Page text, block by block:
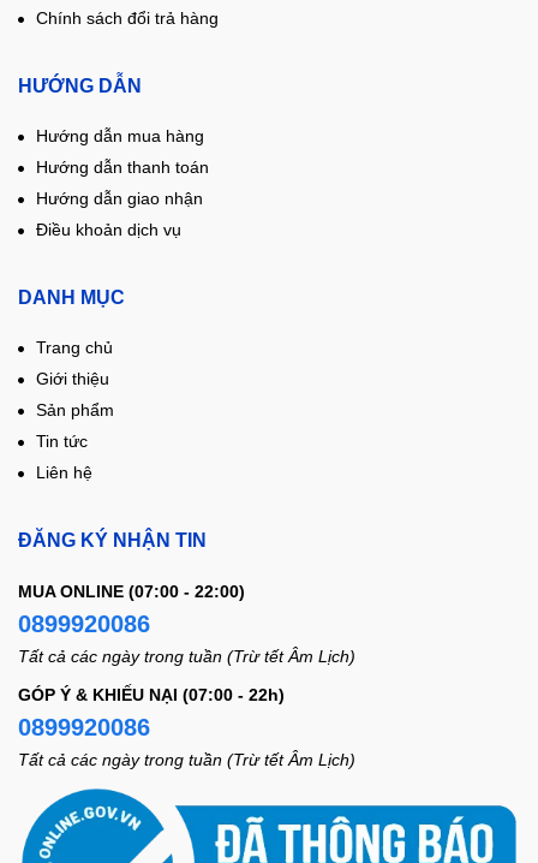
Chính sách đổi trả hàng
HƯỚNG DẪN
Hướng dẫn mua hàng
Hướng dẫn thanh toán
Hướng dẫn giao nhận
Điều khoản dịch vụ
DANH MỤC
Trang chủ
Giới thiệu
Sản phẩm
Tin tức
Liên hệ
ĐĂNG KÝ NHẬN TIN
MUA ONLINE (07:00 - 22:00)
0899920086
Tất cả các ngày trong tuần (Trừ tết Âm Lịch)
GÓP Ý & KHIẾU NẠI (07:00 - 22h)
0899920086
Tất cả các ngày trong tuần (Trừ tết Âm Lịch)